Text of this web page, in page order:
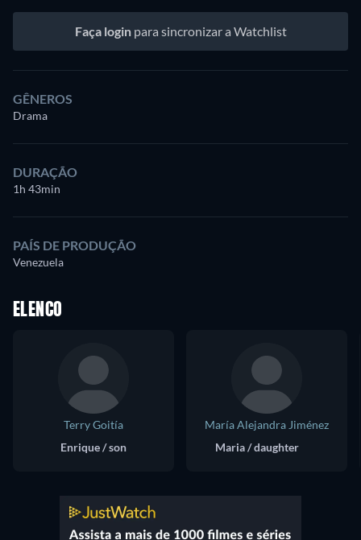
Faça loginpara sincronizar a Watchlist
GÊNEROS
Drama
DURAÇÃO
1h 43min
PAÍS DE PRODUÇÃO
Venezuela
ELENCO
Terry Goitía
Enrique / son
María Alejandra Jiménez
Maria / daughter